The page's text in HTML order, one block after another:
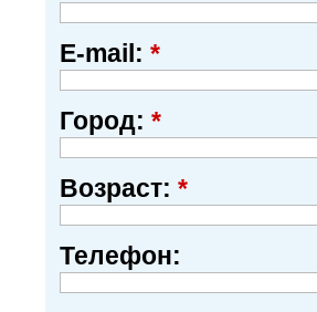
E-mail: *
Город: *
Возраст: *
Телефон: